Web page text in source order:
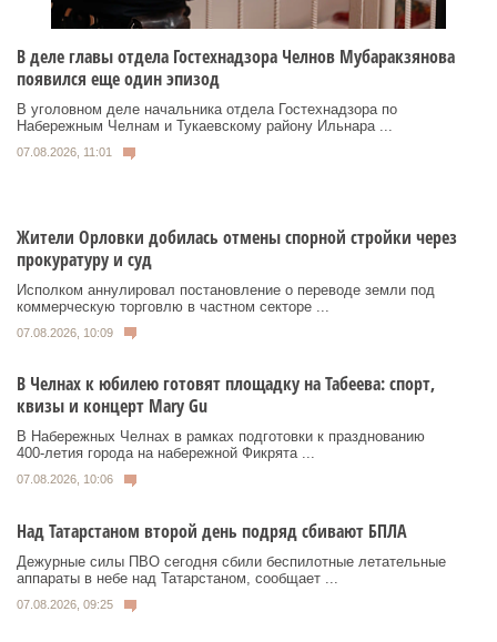
В деле главы отдела Гостехнадзора Челнов Мубаракзянова
появился еще один эпизод
В уголовном деле начальника отдела Гостехнадзора по
Набережным Челнам и Тукаевскому району Ильнара ...
07.08.2026, 11:01
Жители Орловки добилась отмены спорной стройки через
прокуратуру и суд
Исполком аннулировал постановление о переводе земли под
коммерческую торговлю в частном секторе ...
07.08.2026, 10:09
В Челнах к юбилею готовят площадку на Табеева: спорт,
квизы и концерт Mary Gu
В Набережных Челнах в рамках подготовки к празднованию
400‑летия города на набережной Фикрята ...
07.08.2026, 10:06
Над Татарстаном второй день подряд сбивают БПЛА
Дежурные силы ПВО сегодня сбили беспилотные летательные
аппараты в небе над Татарстаном, сообщает ...
07.08.2026, 09:25